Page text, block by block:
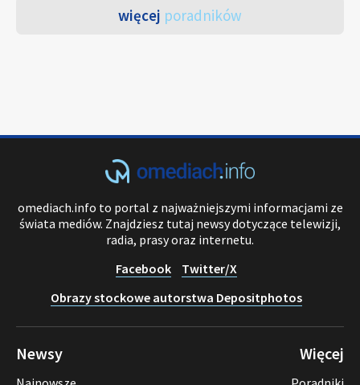
więcej poradników
omediach.info to portal z najważniejszymi informacjami ze
świata mediów. Znajdziesz tutaj newsy dotyczące telewizji,
radia, prasy oraz internetu.
Facebook
Twitter/X
Obrazy stockowe autorstwa Depositphotos
Newsy Więcej